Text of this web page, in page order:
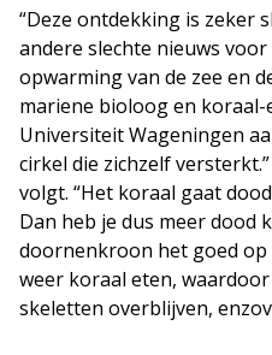
“Deze ontdekking is zeker
andere slechte nieuws
opwarming van de zee en
mariene bioloog en
Universiteit Wageningen
cirkel die zichzelf
volgt. “Het koraal gaat
Dan heb je dus meer dood
doornenkroon het goed op
weer koraal eten,
skeletten overblijven,